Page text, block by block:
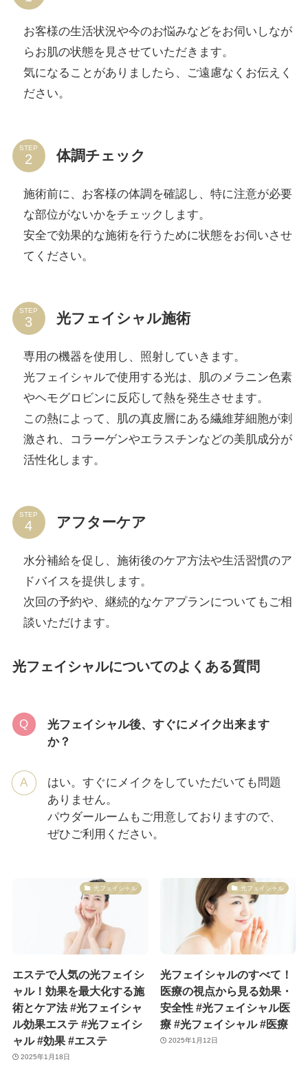
お客様の生活状況や今のお悩みなどをお伺いしなが
らお肌の状態を見させていただきます。
気になることがありましたら、ご遠慮なくお伝えく
ださい。
STEP 体調チェック
施術前に、お客様の体調を確認し、特に注意が必要
な部位がないかをチェックします。
安全で効果的な施術を行うために状態をお伺いさせ
てください。
STEP 光フェイシャル施術
専用の機器を使用し、照射していきます。
光フェイシャルで使用する光は、肌のメラニン色素
やヘモグロビンに反応して熱を発生させます。
この熱によって、肌の真皮層にある繊維芽細胞が刺
激され、コラーゲンやエラスチンなどの美肌成分が
活性化します。
STEP アフターケア
水分補給を促し、施術後のケア方法や生活習慣のア
ドバイスを提供します。
次回の予約や、継続的なケアプランについてもご相
談いただけます。
光フェイシャルについてのよくある質問
光フェイシャル後、すぐにメイク出来ます
か？
はい。すぐにメイクをしていただいても問題
ありません。
パウダールームもご用意しておりますので、
ぜひご利用ください。
光フェイシャル
エステで人気の光フェイシ
ャル！効果を最大化する施
術とケア法 #光フェイシャ
ル効果エステ #光フェイシ
ャル #効果 #エステ
2025年1月18日
光フェイシャル
光フェイシャルのすべて！
医療の視点から見る効果・
安全性 #光フェイシャル医
療 #光フェイシャル #医療
2025年1月12日